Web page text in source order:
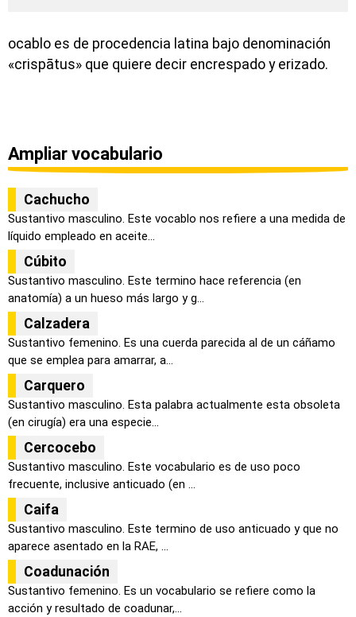
ocablo es de procedencia latina bajo denominación
«crispātus» que quiere decir encrespado y erizado.
Ampliar vocabulario
Cachucho
Sustantivo masculino. Este vocablo nos refiere a una medida de
líquido empleado en aceite...
Cúbito
Sustantivo masculino. Este termino hace referencia (en
anatomía) a un hueso más largo y g...
Calzadera
Sustantivo femenino. Es una cuerda parecida al de un cáñamo
que se emplea para amarrar, a...
Carquero
Sustantivo masculino. Esta palabra actualmente esta obsoleta
(en cirugía) era una especie...
Cercocebo
Sustantivo masculino. Este vocabulario es de uso poco
frecuente, inclusive anticuado (en ...
Caifa
Sustantivo masculino. Este termino de uso anticuado y que no
aparece asentado en la RAE, ...
Coadunación
Sustantivo femenino. Es un vocabulario se refiere como la
acción y resultado de coadunar,...